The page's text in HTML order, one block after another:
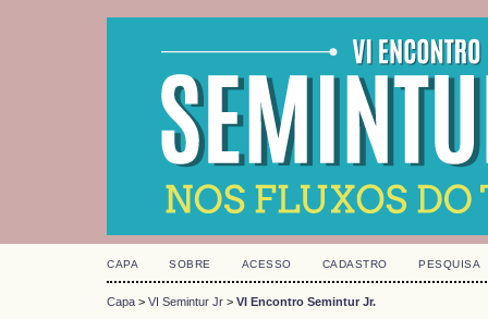
CAPA SOBRE ACESSO CADASTRO PESQUISA
Capa > VI Semintur Jr > VI Encontro Semintur Jr.